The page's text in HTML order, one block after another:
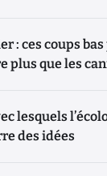
: ces coups
plus que les
lesquels
des idées